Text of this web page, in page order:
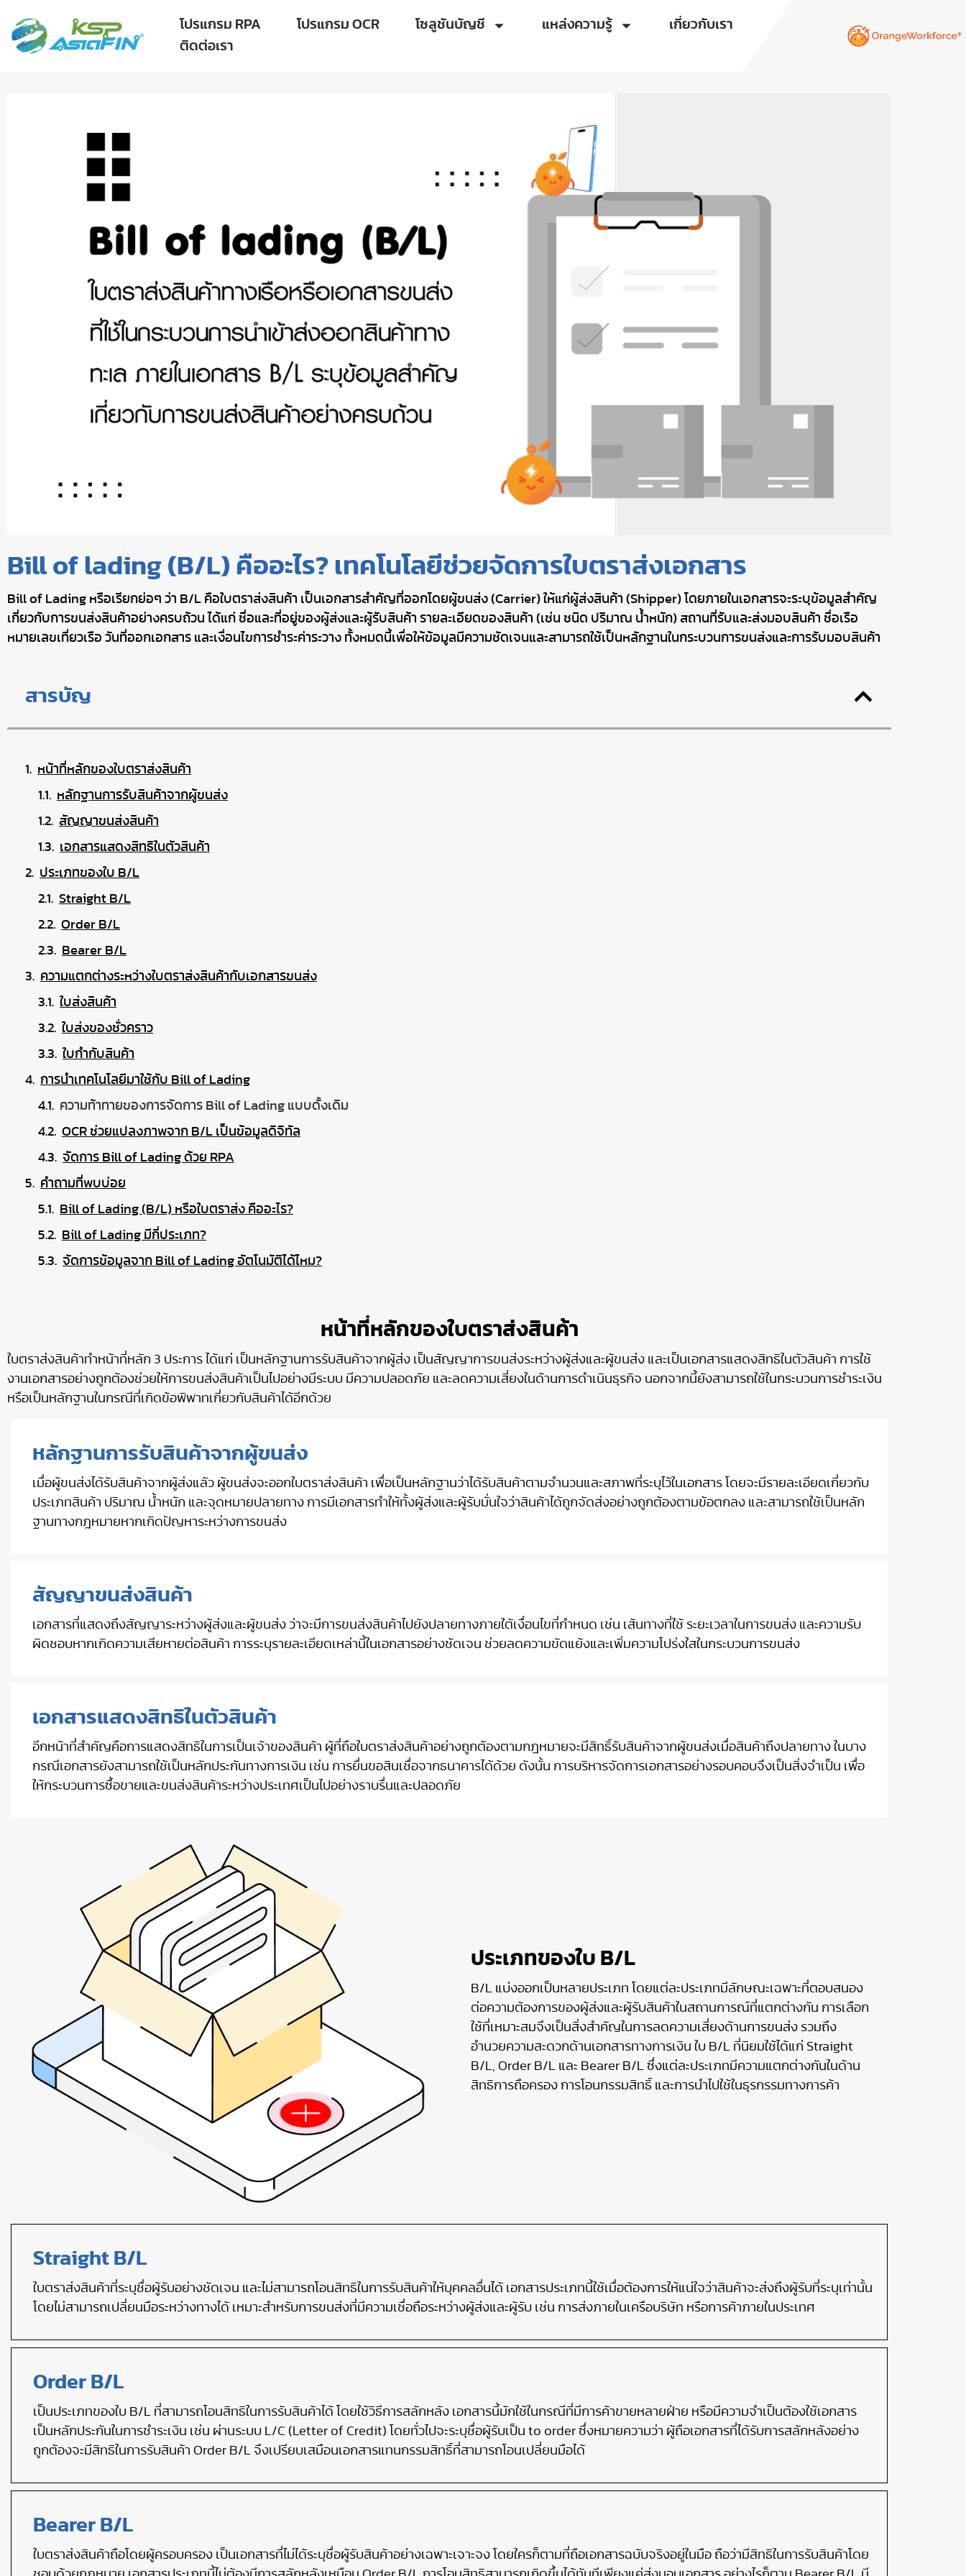
โปรแกรม RPA โปรแกรม OCR โซลูชันบัญชี แหล่งความรู้
เกี่ยวกับเรา
ติดต่อเรา
Bill of lading (B/L) คืออะไร? เทคโนโลยีช่วยจัดการใบตราส่งเอกสาร
Bill of Lading หรือเรียกย่อๆ ว่า B/L คือใบตราส่งสินค้า เป็นเอกสารสำคัญที่ออกโดยผู้ขนส่ง (Carrier) ให้แก่ผู้ส่งสินค้า (Shipper) โดยภายในเอกสารจะระบุข้อมูลสำคัญ
เกี่ยวกับการขนส่งสินค้าอย่างครบถ้วน ได้แก่ ชื่อและที่อยู่ของผู้ส่งและผู้รับสินค้า รายละเอียดของสินค้า (เช่น ชนิด ปริมาณ น้ำหนัก) สถานที่รับและส่งมอบสินค้า ชื่อเรือ
หมายเลขเที่ยวเรือ วันที่ออกเอกสาร และเงื่อนไขการชำระค่าระวาง ทั้งหมดนี้เพื่อให้ข้อมูลมีความชัดเจนและสามารถใช้เป็นหลักฐานในกระบวนการขนส่งและการรับมอบสินค้า
สารบัญ
หน้าที่หลักของใบตราส่งสินค้า
หลักฐานการรับสินค้าจากผู้ขนส่ง
สัญญาขนส่งสินค้า
เอกสารแสดงสิทธิในตัวสินค้า
ประเภทของใบ B/L
Straight B/L
Order B/L
Bearer B/L
ความแตกต่างระหว่างใบตราส่งสินค้ากับเอกสารขนส่ง
ใบส่งสินค้า
ใบส่งของชั่วคราว
ใบกำกับสินค้า
การนำเทคโนโลยีมาใช้กับ Bill of Lading
ความท้าทายของการจัดการ Bill of Lading แบบดั้งเดิม
OCR ช่วยแปลงภาพจาก B/L เป็นข้อมูลดิจิทัล
จัดการ Bill of Lading ด้วย RPA
คำถามที่พบบ่อย
Bill of Lading (B/L) หรือใบตราส่ง คืออะไร?
Bill of Lading มีกี่ประเภท?
จัดการข้อมูลจาก Bill of Lading อัตโนมัติได้ไหม?
หน้าที่หลักของใบตราส่งสินค้า
ใบตราส่งสินค้าทำหน้าที่หลัก 3 ประการ ได้แก่ เป็นหลักฐานการรับสินค้าจากผู้ส่ง เป็นสัญญาการขนส่งระหว่างผู้ส่งและผู้ขนส่ง และเป็นเอกสารแสดงสิทธิในตัวสินค้า การใช้
งานเอกสารอย่างถูกต้องช่วยให้การขนส่งสินค้าเป็นไปอย่างมีระบบ มีความปลอดภัย และลดความเสี่ยงในด้านการดำเนินธุรกิจ นอกจากนี้ยังสามารถใช้ในกระบวนการชำระเงิน
หรือเป็นหลักฐานในกรณีที่เกิดข้อพิพาทเกี่ยวกับสินค้าได้อีกด้วย
หลักฐานการรับสินค้าจากผู้ขนส่ง
เมื่อผู้ขนส่งได้รับสินค้าจากผู้ส่งแล้ว ผู้ขนส่งจะออกใบตราส่งสินค้า เพื่อเป็นหลักฐานว่าได้รับสินค้าตามจำนวนและสภาพที่ระบุไว้ในเอกสาร โดยจะมีรายละเอียดเกี่ยวกับ
ประเภทสินค้า ปริมาณ น้ำหนัก และจุดหมายปลายทาง การมีเอกสารทำให้ทั้งผู้ส่งและผู้รับมั่นใจว่าสินค้าได้ถูกจัดส่งอย่างถูกต้องตามข้อตกลง และสามารถใช้เป็นหลัก
ฐานทางกฎหมายหากเกิดปัญหาระหว่างการขนส่ง
สัญญาขนส่งสินค้า
เอกสารที่แสดงถึงสัญญาระหว่างผู้ส่งและผู้ขนส่ง ว่าจะมีการขนส่งสินค้าไปยังปลายทางภายใต้เงื่อนไขที่กำหนด เช่น เส้นทางที่ใช้ ระยะเวลาในการขนส่ง และความรับ
ผิดชอบหากเกิดความเสียหายต่อสินค้า การระบุรายละเอียดเหล่านี้ในเอกสารอย่างชัดเจน ช่วยลดความขัดแย้งและเพิ่มความโปร่งใสในกระบวนการขนส่ง
เอกสารแสดงสิทธิในตัวสินค้า
อีกหน้าที่สำคัญคือการแสดงสิทธิในการเป็นเจ้าของสินค้า ผู้ที่ถือใบตราส่งสินค้าอย่างถูกต้องตามกฎหมายจะมีสิทธิ์รับสินค้าจากผู้ขนส่งเมื่อสินค้าถึงปลายทาง ในบาง
กรณีเอกสารยังสามารถใช้เป็นหลักประกันทางการเงิน เช่น การยื่นขอสินเชื่อจากธนาคารได้ด้วย ดังนั้น การบริหารจัดการเอกสารอย่างรอบคอบจึงเป็นสิ่งจำเป็น เพื่อ
ให้กระบวนการซื้อขายและขนส่งสินค้าระหว่างประเทศเป็นไปอย่างราบรื่นและปลอดภัย
ประเภทของใบ B/L
B/L แบ่งออกเป็นหลายประเภท โดยแต่ละประเภทมีลักษณะเฉพาะที่ตอบสนอง
ต่อความต้องการของผู้ส่งและผู้รับสินค้าในสถานการณ์ที่แตกต่างกัน การเลือก
ใช้ที่เหมาะสมจึงเป็นสิ่งสำคัญในการลดความเสี่ยงด้านการขนส่ง รวมถึง
อำนวยความสะดวกด้านเอกสารทางการเงิน ใบ B/L ที่นิยมใช้ได้แก่ Straight
B/L, Order B/L และ Bearer B/L ซึ่งแต่ละประเภทมีความแตกต่างกันในด้าน
สิทธิการถือครอง การโอนกรรมสิทธิ์ และการนำไปใช้ในธุรกรรมทางการค้า
Straight B/L
ใบตราส่งสินค้าที่ระบุชื่อผู้รับอย่างชัดเจน และไม่สามารถโอนสิทธิในการรับสินค้าให้บุคคลอื่นได้ เอกสารประเภทนี้ใช้เมื่อต้องการให้แน่ใจว่าสินค้าจะส่งถึงผู้รับที่ระบุเท่านั้น
โดยไม่สามารถเปลี่ยนมือระหว่างทางได้ เหมาะสำหรับการขนส่งที่มีความเชื่อถือระหว่างผู้ส่งและผู้รับ เช่น การส่งภายในเครือบริษัท หรือการค้าภายในประเทศ
Order B/L
เป็นประเภทของใบ B/L ที่สามารถโอนสิทธิในการรับสินค้าได้ โดยใช้วิธีการสลักหลัง เอกสารนี้มักใช้ในกรณีที่มีการค้าขายหลายฝ่าย หรือมีความจำเป็นต้องใช้เอกสาร
เป็นหลักประกันในการชำระเงิน เช่น ผ่านระบบ L/C (Letter of Credit) โดยทั่วไปจะระบุชื่อผู้รับเป็น to order ซึ่งหมายความว่า ผู้ถือเอกสารที่ได้รับการสลักหลังอย่าง
ถูกต้องจะมีสิทธิในการรับสินค้า Order B/L จึงเปรียบเสมือนเอกสารแทนกรรมสิทธิ์ที่สามารถโอนเปลี่ยนมือได้
Bearer B/L
ใบตราส่งสินค้าถือโดยผู้ครอบครอง เป็นเอกสารที่ไม่ได้ระบุชื่อผู้รับสินค้าอย่างเฉพาะเจาะจง โดยใครก็ตามที่ถือเอกสารฉบับจริงอยู่ในมือ ถือว่ามีสิทธิในการรับสินค้าโดย